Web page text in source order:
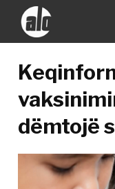
dëmtojë